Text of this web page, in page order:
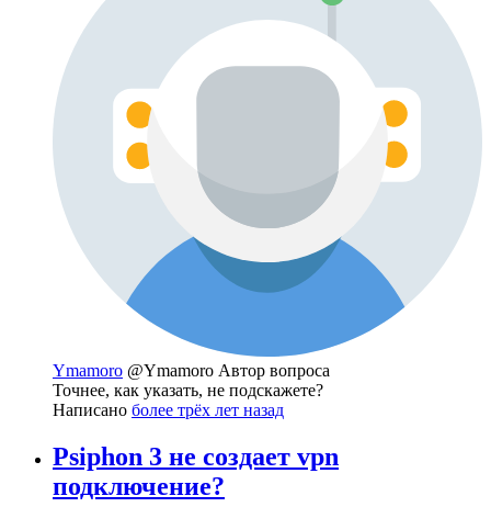
Ymamoro @Ymamoro Автор вопроса
Точнее, как указать, не подскажете?
Написано более трёх лет назад
Psiphon 3 не создает vpn
подключение?